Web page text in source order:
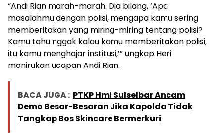
“Andi Rian marah-marah. Dia bilang, ‘Apa
masalahmu dengan polisi, mengapa kamu sering
memberitakan yang miring-miring tentang polisi?
Kamu tahu nggak kalau kamu memberitakan polisi,
itu kamu menghajar institusi,’” ungkap Heri
menirukan ucapan Andi Rian.
BACA JUGA : PTKP HmI Sulselbar Ancam
Demo Besar-Besaran Jika Kapolda Tidak
Tangkap Bos Skincare Bermerkuri